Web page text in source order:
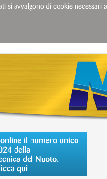
online il numero unico
della
del Nuoto.
qui
si avvalgono di cookie